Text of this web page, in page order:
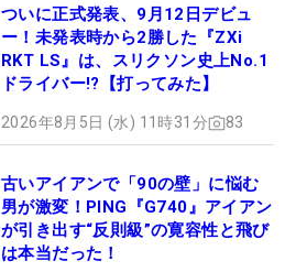
ついに正式発表、9月12日デビュ
ー！未発表時から2勝した『ZXi
RKT LS』は、スリクソン史上No.1
ドライバー!?【打ってみた】
2026年8月5日 (水) 11時31分 83
古いアイアンで「90の壁」に悩む
男が激変！PING『G740』アイアン
が引き出す“反則級”の寛容性と飛び
は本当だった！